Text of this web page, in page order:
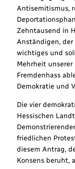
Antisemitismus,
Zehntausend in
Anständigen,
wichtiges und
Mehrheit
Fremdenhass
Demokratie und
Die vier
Hessischen
friedlichen
diesem Antrag,
Konsens beruht,